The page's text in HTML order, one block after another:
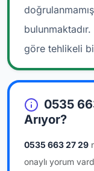
bulunmaktadır.
göre tehlikeli
0535
Arıyor?
0535 663 27 29
onaylı yorum